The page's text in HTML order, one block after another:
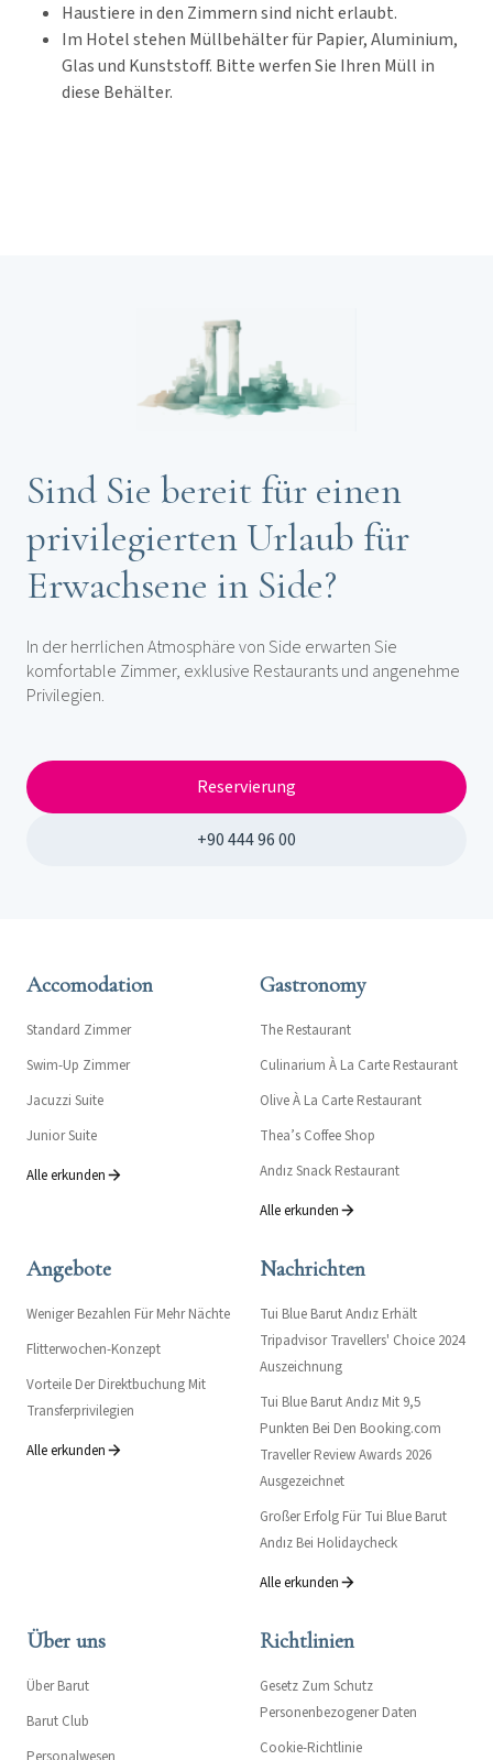
Haustiere in den Zimmern sind nicht erlaubt.
Im Hotel stehen Müllbehälter für Papier, Aluminium,
Glas und Kunststoff. Bitte werfen Sie Ihren Müll in
diese Behälter.
Sind Sie bereit für einen
privilegierten Urlaub für
Erwachsene in Side?
In der herrlichen Atmosphäre von Side erwarten Sie
komfortable Zimmer, exklusive Restaurants und angenehme
Privilegien.
Reservierung
+90 444 96 00
Accomodation
Standard Zimmer
Swim-Up Zimmer
Jacuzzi Suite
Junior Suite
Alle erkunden
Gastronomy
The Restaurant
Culinarium À La Carte Restaurant
Olive À La Carte Restaurant
Thea’s Coffee Shop
Andız Snack Restaurant
Alle erkunden
Angebote
Weniger Bezahlen Für Mehr Nächte
Flitterwochen-Konzept
Vorteile Der Direktbuchung Mit
Transferprivilegien
Alle erkunden
Nachrichten
Tui Blue Barut Andız Erhält
Tripadvisor Travellers' Choice 2024
Auszeichnung
Tui Blue Barut Andız Mit 9,5
Punkten Bei Den Booking.com
Traveller Review Awards 2026
Ausgezeichnet
Großer Erfolg Für Tui Blue Barut
Andız Bei Holidaycheck
Alle erkunden
Über uns
Über Barut
Barut Club
Richtlinien
Gesetz Zum Schutz
Personenbezogener Daten
Cookie-Richtlinie